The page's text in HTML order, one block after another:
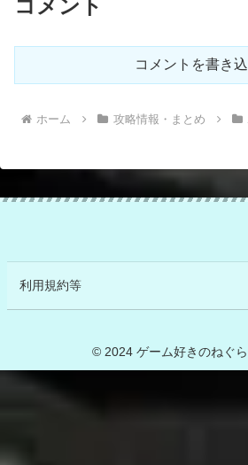
コメント
コメントを書き
ホーム 攻略情報・まとめ
利用規約等
© 2024 ゲーム好きのねぐ